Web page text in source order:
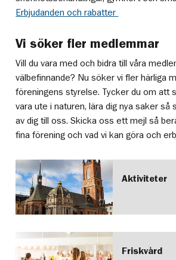
Erbjudanden och rabatter
Vi söker fler medlemmar
Vill du vara med och bidra till våra
välbefinnande? Nu söker vi fler härliga
föreningens styrelse. Tycker du om att
vara ute i naturen, lära dig nya saker så
av dig till oss. Skicka oss ett mejl så
fina förening och vad vi kan göra och
Aktiviteter
Friskvård